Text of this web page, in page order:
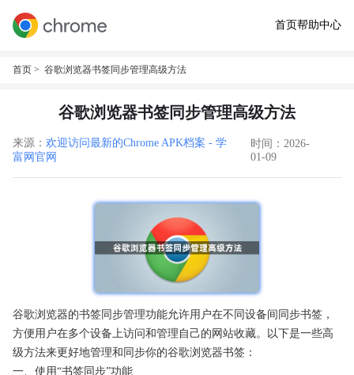
首页帮助中心
首页 > 谷歌浏览器书签同步管理高级方法
谷歌浏览器书签同步管理高级方法
来源： 欢迎访问最新的Chrome APK档案 - 学
富网官网
时间：2026-
01-09
谷歌浏览器的书签同步管理功能允许用户在不同设备间同步书签，
方便用户在多个设备上访问和管理自己的网站收藏。以下是一些高
级方法来更好地管理和同步你的谷歌浏览器书签：
一、使用“书签同步”功能